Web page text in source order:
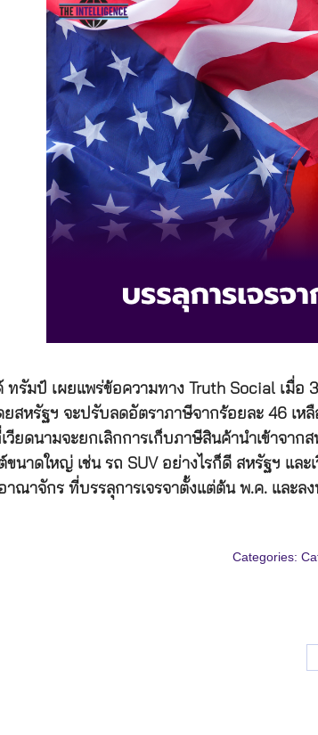
รัมป์ เผยแพร่ข้อความทาง Truth Social เมื่อ
สหรัฐฯ จะปรับลดอัตราภาษีจากร้อยละ 46 เห
วียดนามจะยกเลิกการเก็บภาษีสินค้านำเข้าจา
นาดใหญ่ เช่น รถ SUV อย่างไรก็ดี สหรัฐฯ และ
ณาจักร ที่บรรลุการเจรจาตั้งแต่ต้น พ.ค. และล
Categories: